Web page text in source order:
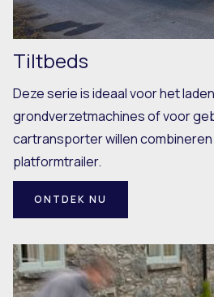
Tiltbeds
Deze serie is ideaal voor het
grondverzetmachines of voor
cartransporter willen
platformtrailer.
ONTDEK NU